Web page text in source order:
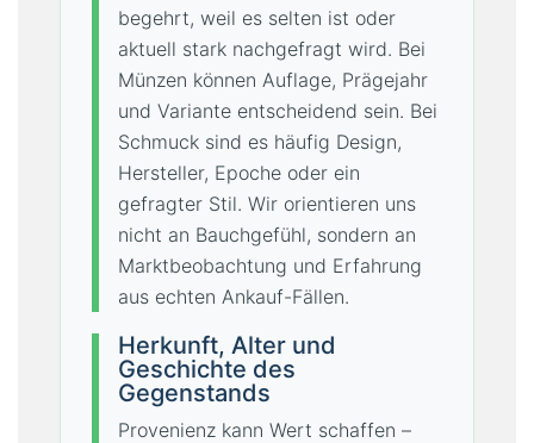
begehrt, weil es selten ist oder
aktuell stark nachgefragt wird. Bei
Münzen können Auflage, Prägejahr
und Variante entscheidend sein. Bei
Schmuck sind es häufig Design,
Hersteller, Epoche oder ein
gefragter Stil. Wir orientieren uns
nicht an Bauchgefühl, sondern an
Marktbeobachtung und Erfahrung
aus echten Ankauf-Fällen.
Herkunft, Alter und
Geschichte des
Gegenstands
Provenienz kann Wert schaffen –